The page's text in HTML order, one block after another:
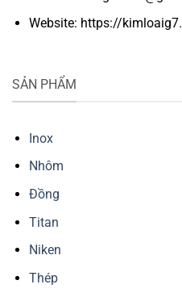
Website: https://
SẢN PHẨM
Inox
Nhôm
Đồng
Titan
Niken
Thép